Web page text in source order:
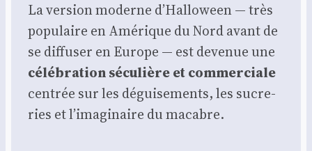
La ver­sion moderne d’Halloween — très
popu­laire en Amé­rique du Nord avant de
se dif­fu­ser en Europe — est deve­nue une
célé­bra­tion sécu­lière et com­mer­ciale
cen­trée sur les dégui­se­ments, les sucre­
ries et l’imaginaire du macabre.